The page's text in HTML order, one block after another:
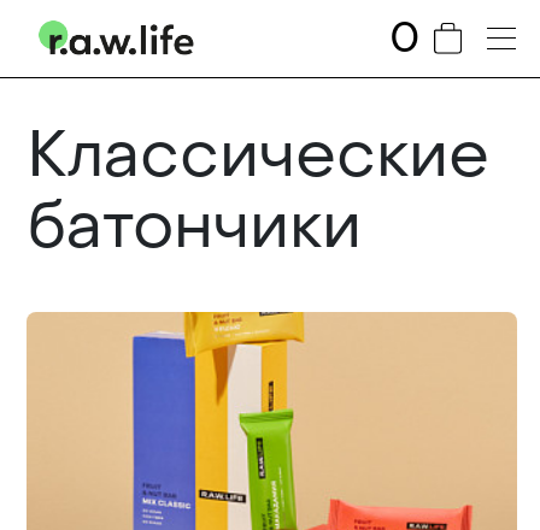
0
Классические
батончики